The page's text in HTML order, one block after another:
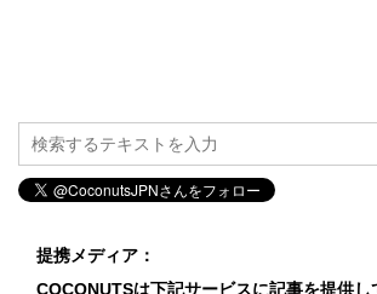
提携メディア：
COCONUTSは下記サービスに記事を提供し